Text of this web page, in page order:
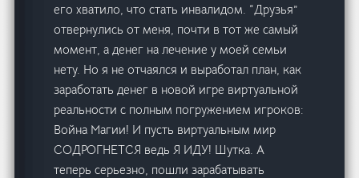
его хватило, что стать инвалидом. “Друзья”
отвернулись от меня, почти в тот же самый
момент, а денег на лечение у моей семьи
нету. Но я не отчаялся и выработал план, как
заработать денег в новой игре виртуальной
реальности с полным погружением игроков:
Война Магии! И пусть виртуальным мир
СОДРОГНЕТСЯ ведь Я ИДУ! Шутка. А
теперь серьезно, пошли зарабатывать